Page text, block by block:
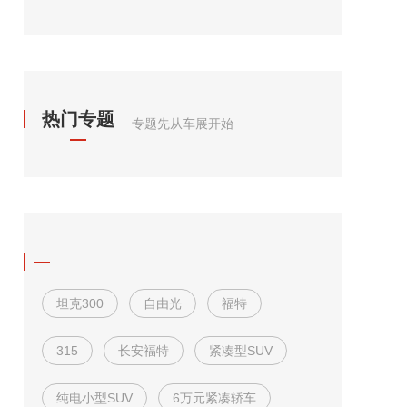
热门专题 专题先从车展开始
坦克300 自由光 福特
315 长安福特 紧凑型SUV
纯电小型SUV 6万元紧凑轿车